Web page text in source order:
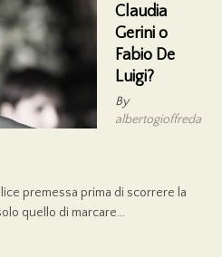
Claudia
Gerini o
Fabio De
Luigi?
By
albertogioffreda
premessa prima di scorrere la
quello di marcare...